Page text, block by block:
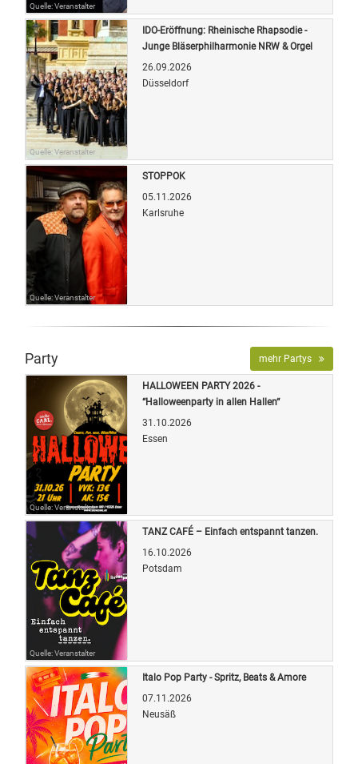
Quelle: Veranstalter
Quelle: Veranstalter
IDO-Eröffnung: Rheinische Rhapsodie -
Junge Bläserphilharmonie NRW & Orgel
26.09.2026
Düsseldorf
Quelle: Veranstalter
STOPPOK
05.11.2026
Karlsruhe
Party mehr Partys
Quelle: Veranstalter
HALLOWEEN PARTY 2026 -
“Halloweenparty in allen Hallen“
31.10.2026
Essen
Quelle: Veranstalter
TANZ CAFÉ – Einfach entspannt tanzen.
16.10.2026
Potsdam
Italo Pop Party - Spritz, Beats & Amore
07.11.2026
Neusäß